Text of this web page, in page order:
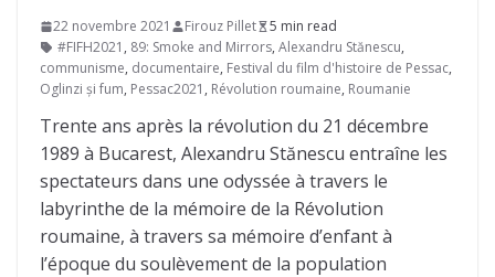
22 novembre 2021 Firouz Pillet
5 min read
#FIFH2021 , 89: Smoke and Mirrors, Alexandru Stănescu,
communisme, documentaire, Festival du film d'histoire de Pessac,
Oglinzi și fum, Pessac2021 , Révolution roumaine, Roumanie
Trente ans après la révolution du 21 décembre
1989 à Bucarest, Alexandru Stănescu entraîne les
spectateurs dans une odyssée à travers le
labyrinthe de la mémoire de la Révolution
roumaine, à travers sa mémoire d’enfant à
l’époque du soulèvement de la population